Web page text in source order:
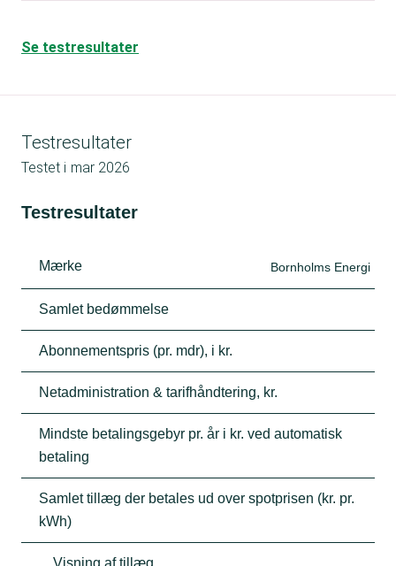
Se testresultater
Testresultater
Testet i mar 2026
Testresultater
Mærke Bornholms Energi
Samlet bedømmelse
Abonnementspris (pr. mdr), i kr.
Netadministration & tarifhåndtering, kr.
Mindste betalingsgebyr pr. år i kr. ved automatisk
betaling
Samlet tillæg der betales ud over spotprisen (kr. pr.
kWh)
Visning af tillæg